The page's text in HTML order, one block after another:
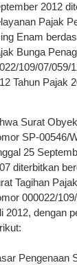
2012
Pajak
Enam
Bunga
109/07/059/
Tahun Pajak
Surat
SP-00546/
25
diterbitkan
Tagihan
000022/
2012, dengan
Pengenaan